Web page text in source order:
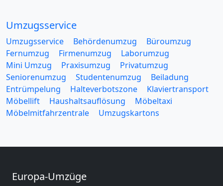
Umzugsservice
Umzugsservice Behördenumzug
Büroumzug
Fernumzug
Firmenumzug
Laborumzug
Mini Umzug
Praxisumzug
Privatumzug
Seniorenumzug
Studentenumzug
Beiladung
Entrümpelung
Halteverbotszone
Klaviertransport
Möbellift
Haushaltsauflösung
Möbeltaxi
Möbelmitfahrzentrale
Umzugskartons
Europa-Umzüge